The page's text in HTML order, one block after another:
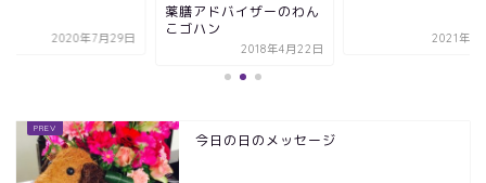
2020年7月29日
薬膳アドバイザーのわん
こゴハン
2018年4月22日
2021年1
今日の日のメッセージ